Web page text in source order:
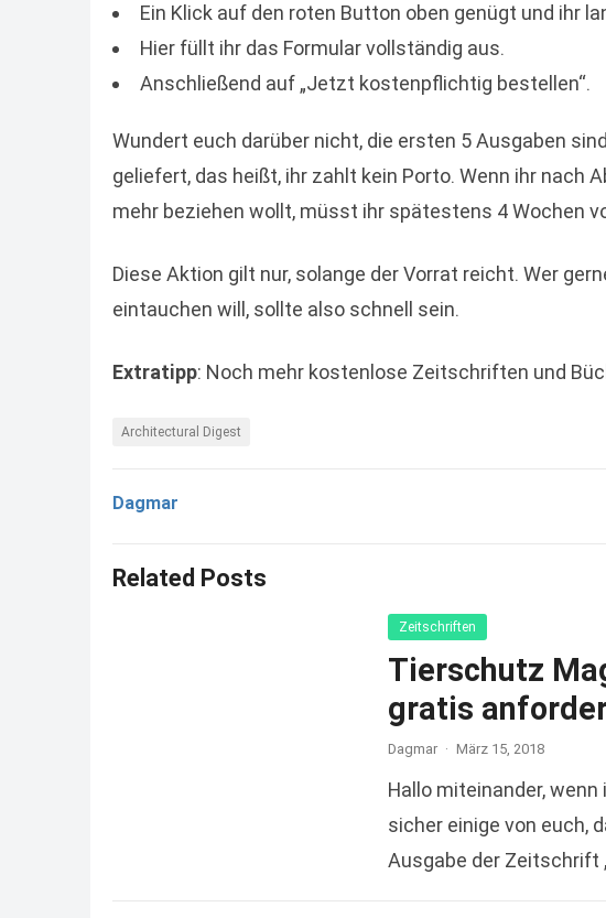
Ein Klick auf den roten Button oben genügt und ihr
Hier füllt ihr das Formular vollständig aus.
Anschließend auf „Jetzt kostenpflichtig bestellen“.
Wundert euch darüber nicht, die ersten 5 Ausgaben
geliefert, das heißt, ihr zahlt kein Porto. Wenn ihr nach
mehr beziehen wollt, müsst ihr spätestens 4 Wochen
Diese Aktion gilt nur, solange der Vorrat reicht. Wer
eintauchen will, sollte also schnell sein.
Extratipp: Noch mehr kostenlose Zeitschriften und
Architectural Digest
Dagmar
Related Posts
Zeitschriften
Tierschutz
gratis
Dagmar · März 15, 2018
Hallo miteinander,
sicher einige von euch,
Ausgabe der Zeitschrift